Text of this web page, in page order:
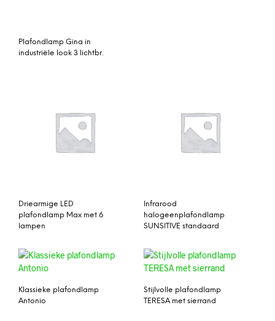
Plafondlamp Gina in
industriële look 3 lichtbr.
Driearmige LED
plafondlamp Max met 6
lampen
Infrarood
halogeenplafondlamp
SUNSITIVE standaard
Klassieke plafondlamp
Antonio
Stijlvolle plafondlamp
TERESA met sierrand